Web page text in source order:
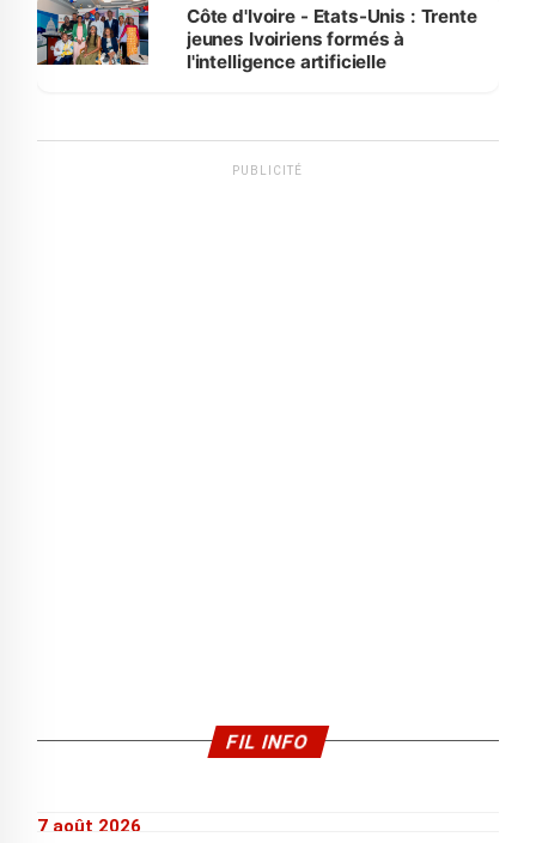
Côte d'Ivoire - Etats-Unis : Trente
jeunes Ivoiriens formés à
l'intelligence artificielle
PUBLICITÉ
FIL INFO
7 août 2026